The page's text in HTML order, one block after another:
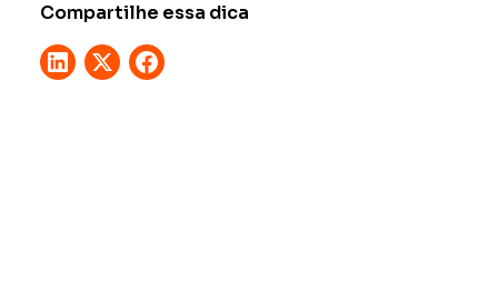
Compartilhe essa dica